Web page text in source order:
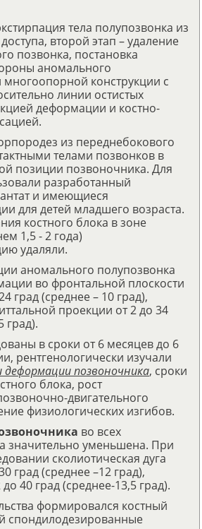
тела полупозвонка из
второй этап – удаление
позвонка, постановка
аномального
многоопорной конструкции с
линии остистых
деформации и костно-
из переднебокового
телами позвонков в
позиции позвоночника. Для
разработанный
и имеющиеся
для детей младшего возраста.
костного блока в зоне
1,5 - 2 года)
удаляли.
аномального полупозвонка
во фронтальной плоскости
град (среднее – 10 град),
проекции от 2 до 34
град).
в сроки от 6 месяцев до 6
рентгенологически изучали
деформации позвоночника, сроки
блока, рост
двигательного
физиологических изгибов.
во всех
значительно уменьшена. При
сколиотическая дуга
град (среднее –12 град),
40 град (среднее-13,5 град).
формировался костный
спондилодезированные